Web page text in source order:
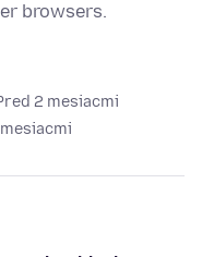
browsers.
2 mesiacmi